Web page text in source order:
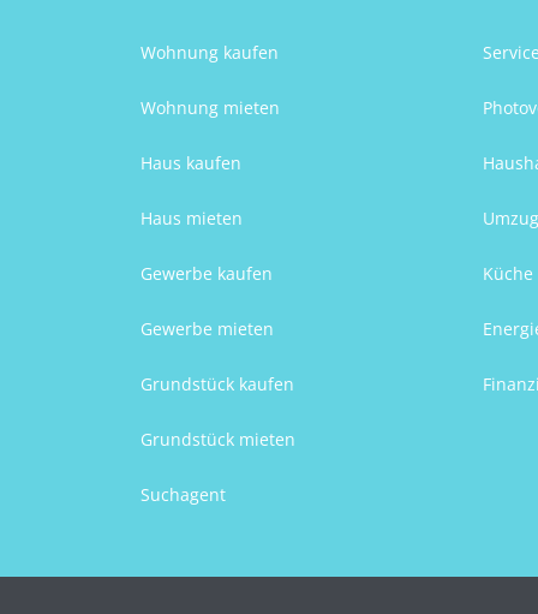
Wohnung kaufen
Wohnung mieten
Haus kaufen
Haus mieten
Gewerbe kaufen
Gewerbe mieten
Grundstück kaufen
Grundstück mieten
Suchagent